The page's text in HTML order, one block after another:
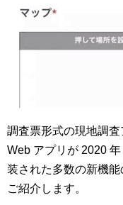
調査票形式の現地調査
Web アプリが 2020
装された多数の新機
ご紹介します。